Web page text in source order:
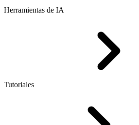
Herramientas de IA
Tutoriales